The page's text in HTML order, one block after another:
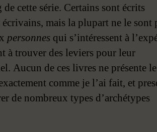
cette série. Certains sont écrits
mais la plupart ne le sont
personnes qui s’intéressent à
à trouver des leviers pour leur
Aucun de ces livres ne présente le
comme je l’ai fait, et
de nombreux types d’archétypes